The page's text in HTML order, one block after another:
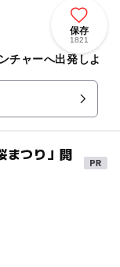
保存
1821
チャーへ出発しよ
つり」開